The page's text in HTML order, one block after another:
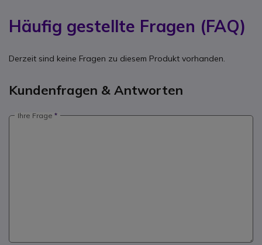
Häufig gestellte Fragen (FAQ)
Derzeit sind keine Fragen zu diesem Produkt vorhanden.
Kundenfragen & Antworten
Ihre Frage